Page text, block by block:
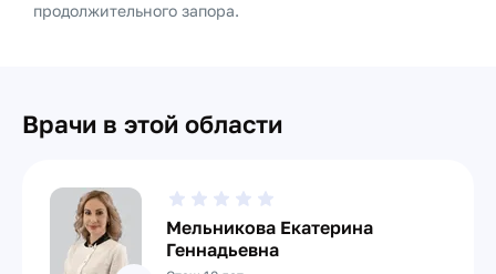
продолжительного запора.
Врачи в этой области
Мельникова Екатерина
Геннадьевна